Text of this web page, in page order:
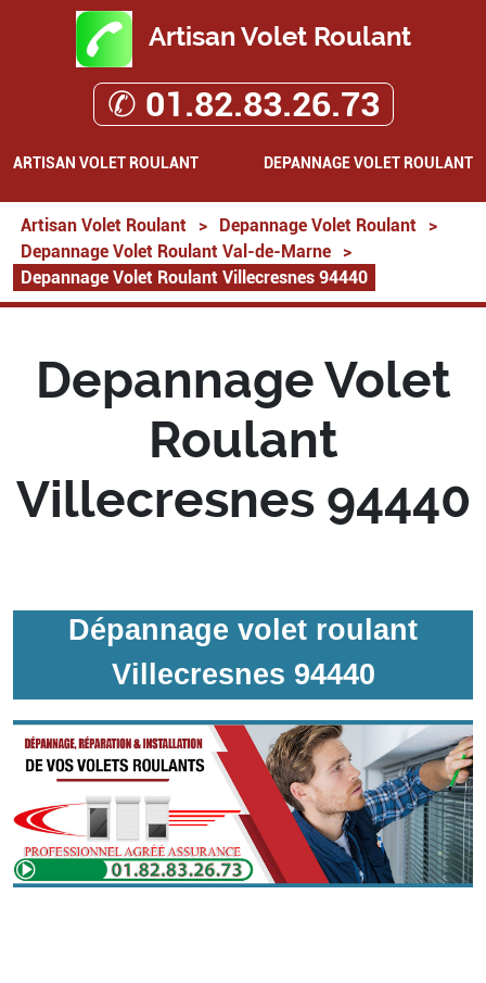
Artisan Volet Roulant
✆ 01.82.83.26.73
ARTISAN VOLET ROULANT DEPANNAGE VOLET ROULANT
Artisan Volet Roulant > Depannage Volet Roulant
>
Depannage Volet Roulant Val-de-Marne
>
Depannage Volet Roulant Villecresnes 94440
Depannage Volet
Roulant
Villecresnes 94440
Dépannage volet roulant
Villecresnes 94440